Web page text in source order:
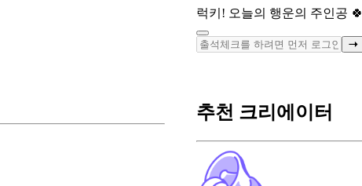
럭키! 오늘의 행운의 주인공 🍀
추천 크리에이터